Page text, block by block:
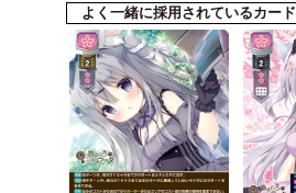
よく一緒に採用されているカード